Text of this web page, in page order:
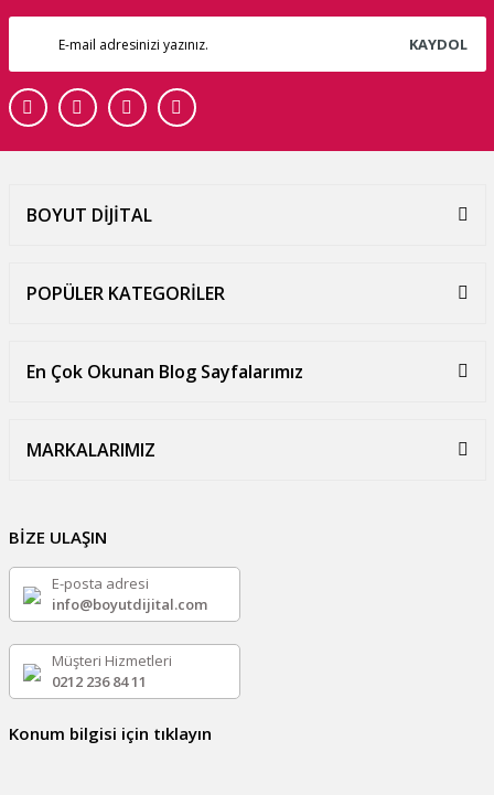
KAYDOL
BOYUT DİJİTAL
POPÜLER KATEGORİLER
En Çok Okunan Blog Sayfalarımız
MARKALARIMIZ
BİZE ULAŞIN
E-posta adresi
info@boyutdijital.com
Müşteri Hizmetleri
0212 236 84 11
Konum bilgisi için tıklayın